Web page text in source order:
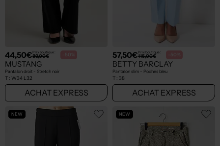
44,50€Prix boutique :
89,00€ -50%
MUSTANG
Pantalon droit - Stretch noir
T : W34 L32
ACHAT EXPRESS
57,50€Prix boutique :
115,00€ -50%
BETTY BARCLAY
Pantalon slim - Poches bleu
T : 38
ACHAT EXPRESS
NEW NEW